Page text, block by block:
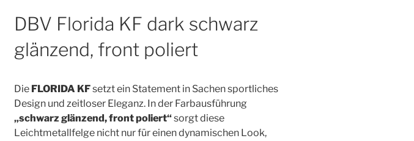
DBV Florida KF dark schwarz
glänzend, front poliert
Die FLORIDA KFsetzt ein Statement in Sachen sportliches
Design und zeitloser Eleganz. In der Farbausführung
„schwarz glänzend, front poliert“sorgt diese
Leichtmetallfelge nicht nur für einen dynamischen Look,